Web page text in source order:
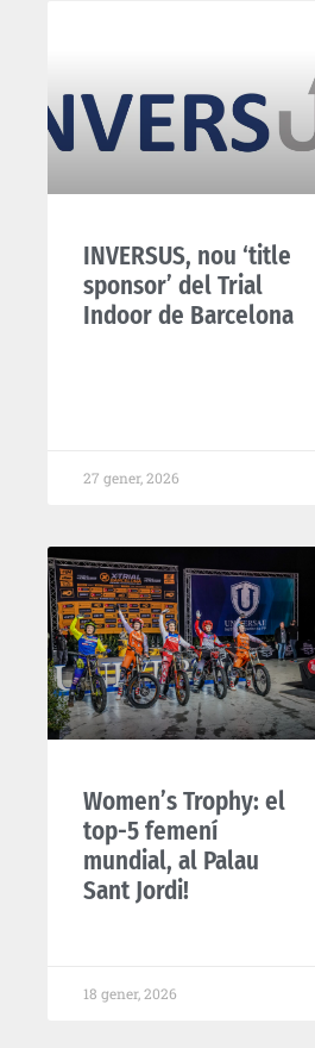
INVERSUS, nou ‘title
sponsor’ del Trial
Indoor de Barcelona
27 gener, 2026
Women’s Trophy: el
top-5 femení
mundial, al Palau
Sant Jordi!
18 gener, 2026